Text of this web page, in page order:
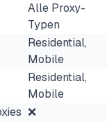
Alle Proxy-
Typen
Residential,
Mobile
Residential,
Mobile
❌